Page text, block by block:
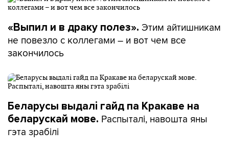
«Выпил и в драку полез». Этим айтишникам
не повезло с коллегами – и вот чем все
закончилось
Беларусы выдалі гайд па Кракаве на
беларускай мове. Распыталі, навошта яны
гэта зрабілі